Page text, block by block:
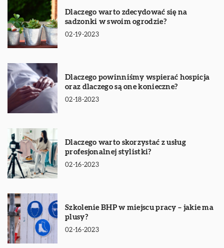
Dlaczego warto zdecydować się na
sadzonki w swoim ogrodzie?
02-19-2023
Dlaczego powinniśmy wspierać hospicja
oraz dlaczego są one konieczne?
02-18-2023
Dlaczego warto skorzystać z usług
profesjonalnej stylistki?
02-16-2023
Szkolenie BHP w miejscu pracy – jakie ma
plusy?
02-16-2023